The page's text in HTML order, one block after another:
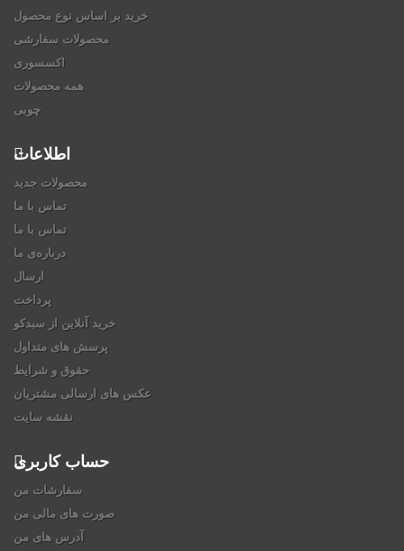
خرید بر اساس نوع محصول
محصولات سفارشی
اکسسوری
همه محصولات
چوبی
اطلاعات
محصولات جدید
تماس با ما
تماس با ما
درباره‌ی ما
ارسال
پرداخت
خرید آنلاین از سبدکو
پرسش های متداول
حقوق و شرایط
عکس های ارسالی مشتریان
نقشه سایت
حساب کاربری
سفارشات من
صورت های مالی من
آدرس های من